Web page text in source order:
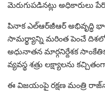
మెరుగుపడినట్లు అధికారులు
పినాక ఎల్‌ఆర్‌జీఆర్‌ అభివృద్ధి
సామర్థ్యాన్ని మరింత పెంచే
అధునాతన మార్గనిర్దేశక
వ్యవస్థ శత్రు లక్ష్యాలను
ఈ విజయంపై రక్షణ మంత్రి